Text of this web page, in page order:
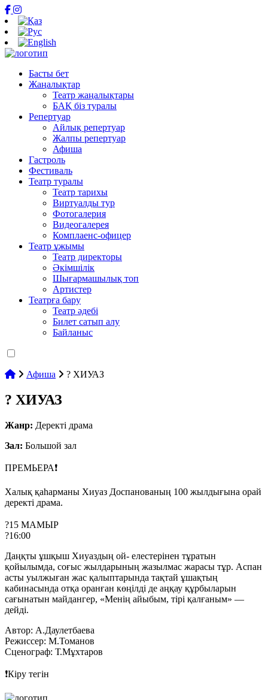
Басты бет
Жаңалықтар
Театр жаңалықтары
БАҚ біз туралы
Репертуар
Айлық репертуар
Жалпы репертуар
Афиша
Гастроль
Фестиваль
Театр туралы
Театр тарихы
Виртуалды тур
Фотогалерия
Видеогалерея
Комплаенс-офицер
Театр ұжымы
Театр директоры
Әкімшілік
Шығармашылық топ
Артистер
Театрға бару
Театр әдебі
Билет сатып алу
Байланыс
Афиша ? ХИУАЗ
? ХИУАЗ
Жанр: Деректі драма
Зал: Большой зал
ПРЕМЬЕРА❗️
Халық қаһарманы Хиуаз Доспанованың 100 жылдығына орай
деректі драма.
?15 МАМЫР
?16:00
Даңқты ұшқыш Хиуаздың ой- елестерінен тұратын
қойылымда, соғыс жылдарының жазылмас жарасы тұр. Аспан
асты уылжыған жас қалыптарында тақтай ұшақтың
кабинасында отқа оранған көңілді де аңқау құрбыларын
сағынатын майдангер, «Менің айыбым, тірі қалғаным» —
дейді.
Автор: А.Даулетбаева
Режиссер: М.Томанов
Сценограф: Т.Мұхтаров
❗Кіру тегін